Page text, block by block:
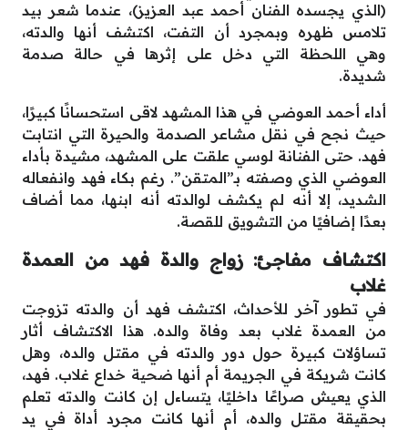
(الذي يجسده الفنان أحمد عبد العزيز)، عندما شعر بيد
تلامس ظهره وبمجرد أن التفت، اكتشف أنها والدته،
وهي اللحظة التي دخل على إثرها في حالة صدمة
شديدة.
أداء أحمد العوضي في هذا المشهد لاقى استحسانًا كبيرًا،
حيث نجح في نقل مشاعر الصدمة والحيرة التي انتابت
فهد. حتى الفنانة لوسي علقت على المشهد، مشيدة بأداء
العوضي الذي وصفته بـ”المتقن”. رغم بكاء فهد وانفعاله
الشديد، إلا أنه لم يكشف لوالدته أنه ابنها، مما أضاف
بعدًا إضافيًا من التشويق للقصة.
اكتشاف مفاجئ: زواج والدة فهد من العمدة
غلاب
في تطور آخر للأحداث، اكتشف فهد أن والدته تزوجت
من العمدة غلاب بعد وفاة والده. هذا الاكتشاف أثار
تساؤلات كبيرة حول دور والدته في مقتل والده، وهل
كانت شريكة في الجريمة أم أنها ضحية خداع غلاب. فهد،
الذي يعيش صراعًا داخليًا، يتساءل إن كانت والدته تعلم
بحقيقة مقتل والده، أم أنها كانت مجرد أداة في يد